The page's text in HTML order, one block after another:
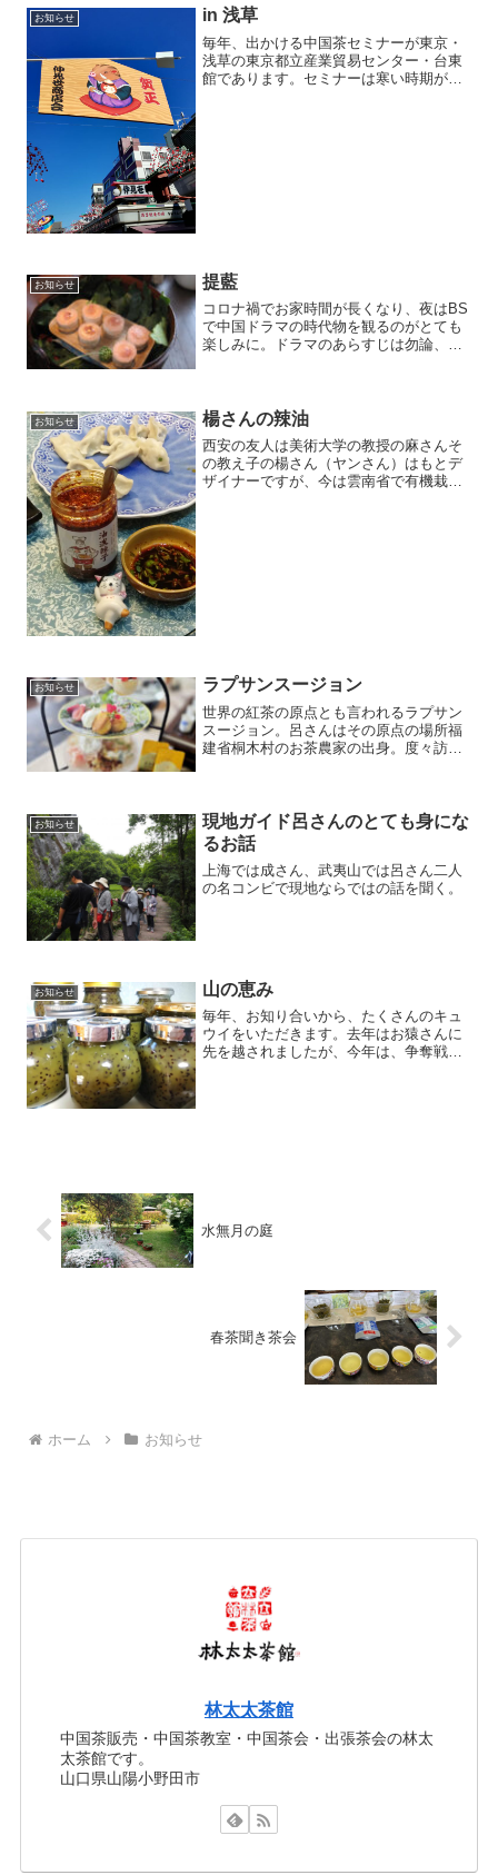
お知らせ in 浅草
毎年、出かける中国茶セミナーが東京・
浅草の東京都立産業貿易センター・台東
館であります。セミナーは寒い時期が多
お知らせ 提藍
コロナ禍でお家時間が長くなり、夜はBS
で中国ドラマの時代物を観るのがとても
楽しみに。ドラマのあらすじは勿論、中
数々、料理は漢方を使う...
お知らせ 楊さんの辣油
西安の友人は美術大学の教授の麻さんそ
の教え子の楊さん（ヤンさん）はもとデ
ザイナーですが、今は雲南省で有機栽培
お知らせ ラプサンスージョン
世界の紅茶の原点とも言われるラプサン
スージョン。呂さんはその原点の場所福
建省桐木村のお茶農家の出身。度々訪れ
た茶葉は正露丸にも似てい...
お知らせ
現地ガイド呂さんのとても身にな
るお話
上海では成さん、武夷山では呂さん二人
の名コンビで現地ならではの話を聞く。
お知らせ 山の恵み
毎年、お知り合いから、たくさんのキュ
ウイをいただきます。去年はお猿さんに
先を越されましたが、今年は、争奪戦に
水無月の庭
春茶聞き茶会
ホーム お知らせ
林太太茶館
中国茶販売・中国茶教室・中国茶会・出張茶会の林太
太茶館です。
山口県山陽小野田市